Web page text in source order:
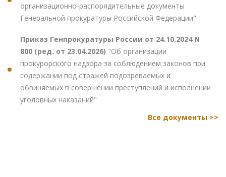
организационно-распорядительные документы
Генеральной прокуратуры Российской Федерации"
Приказ Генпрокуратуры России от 24.10.2024 N
800 (ред. от 23.04.2026) "Об организации
прокурорского надзора за соблюдением законов при
содержании под стражей подозреваемых и
обвиняемых в совершении преступлений и исполнении
уголовных наказаний"
Все документы >>